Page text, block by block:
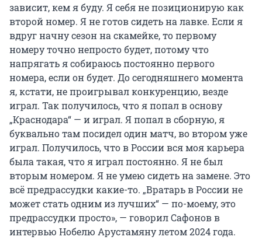
зависит, кем я буду. Я себя не позиционирую как
второй номер. Я не готов сидеть на лавке. Если я
вдруг начну сезон на скамейке, то первому
номеру точно непросто будет, потому что
напрягать я собираюсь постоянно первого
номера, если он будет. До сегодняшнего момента
я, кстати, не проигрывал конкуренцию, везде
играл. Так получилось, что я попал в основу
„Краснодара“ — и играл. Я попал в сборную, я
буквально там посидел один матч, во втором уже
играл. Получилось, что в России вся моя карьера
была такая, что я играл постоянно. Я не был
вторым номером. Я не умею сидеть на замене. Это
всё предрассудки какие-то. „Вратарь в России не
может стать одним из лучших“ — по-моему, это
предрассудки просто», — говорил Сафонов в
интервью Нобелю Арустамяну летом 2024 года.